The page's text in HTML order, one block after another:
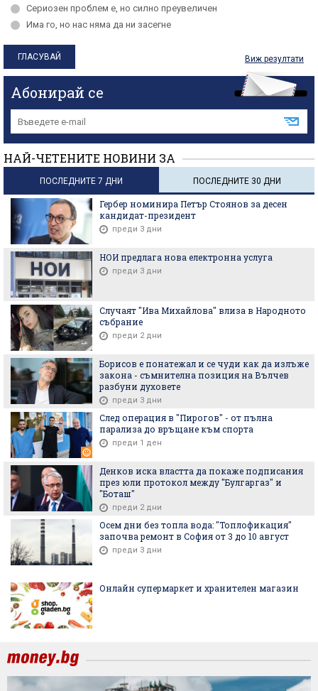
Сериозен проблем е, но силно преувеличен
Има го, но нас няма да ни засегне
Виж резултати
Абонирай се
НАЙ-ЧЕТЕНИТЕ НОВИНИ ЗА
ПОСЛЕДНИТЕ 7 ДНИ ПОСЛЕДНИТЕ 30 ДНИ
Гербер номинира Петър Стоянов за десен
кандидат-президент
преди 3 дни
НОИ предлага нова електронна услуга
преди 3 дни
Случаят "Ива Михайлова" влиза в Народното
събрание
преди 2 дни
Борисов е понатежал и се чуди как да излъже
закона - съмнителна позиция на Вълчев
разбуни духовете
преди 3 дни
След операция в "Пирогов" - от пълна
парализа до връщане към спорта
преди 1 ден
Денков иска властта да покаже подписания
през юли протокол между "Булгаргаз" и
"Боташ"
преди 2 дни
Осем дни без топла вода: "Топлофикация"
започва ремонт в София от 3 до 10 август
преди 3 дни
Онлайн супермаркет и хранителен магазин